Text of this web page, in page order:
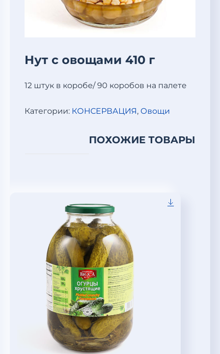
Нут с овощами 410 г
12 штук в коробе/ 90 коробов на палете
Категории: КОНСЕРВАЦИЯ, Овощи
ПОХОЖИЕ ТОВАРЫ